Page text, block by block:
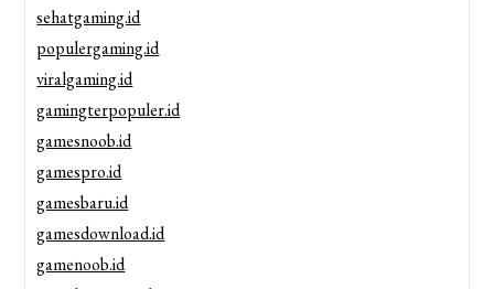
sehatgaming.id
populergaming.id
viralgaming.id
gamingterpopuler.id
gamesnoob.id
gamespro.id
gamesbaru.id
gamesdownload.id
gamenoob.id